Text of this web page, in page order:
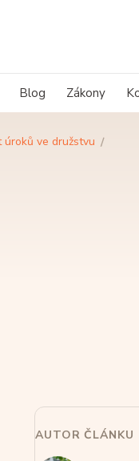
Blog Zákony
úroků ve družstvu
AUTOR ČLÁNKU